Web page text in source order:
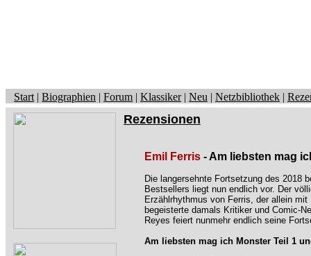
Start | Biographien | Forum | Klassiker| Neu | Netzbibliothek |
Rezensionen
Emil Ferris - Am liebsten mag
Die langersehnte Fortsetzung des 2018
Bestsellers liegt nun endlich vor. Der
Erzählrhythmus von Ferris, der allein
begeisterte damals Kritiker und Comic-
Reyes feiert nunmehr endlich seine
Am liebsten mag ich Monster Teil 1